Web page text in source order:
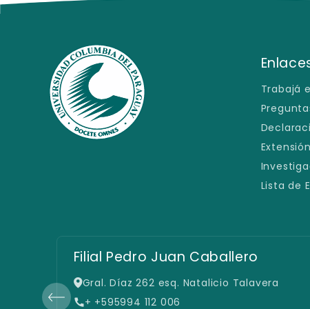
Trabajá
Lista de
Sede España
Avda. España 1239 c/ Padre Cardozo
+ 595 21 219 8000